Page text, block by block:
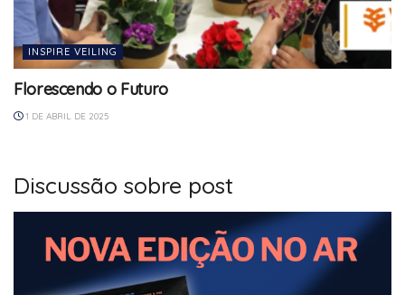
INSPIRE VEILING
Florescendo o Futuro
1 DE ABRIL DE 2025
Discussão sobre post